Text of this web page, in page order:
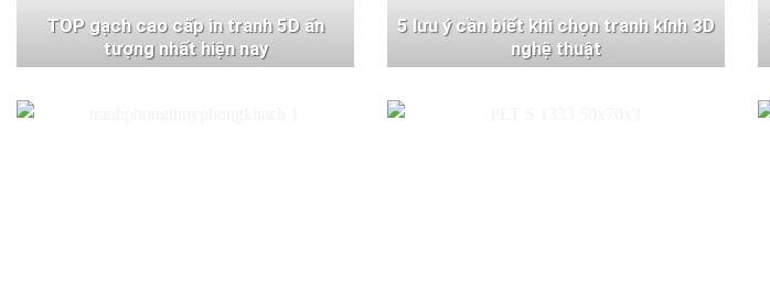
TOP gạch cao cấp in tranh 5D ấn
tượng nhất hiện nay
5 lưu ý cần biết khi chọn tranh kính 3D
nghệ thuật